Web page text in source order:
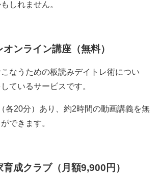
しれません。
オンライン講座（無料）
なうための板読みデイトレ術につい
ているサービスです。
各20分）あり、約2時間の動画講義を無
できます。
育成クラブ（月額9,900円）